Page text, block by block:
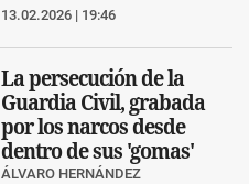
13.02.2026 | 19:46
La persecución de la
Guardia Civil, grabada
por los narcos desde
dentro de sus 'gomas'
ÁLVARO HERNÁNDEZ